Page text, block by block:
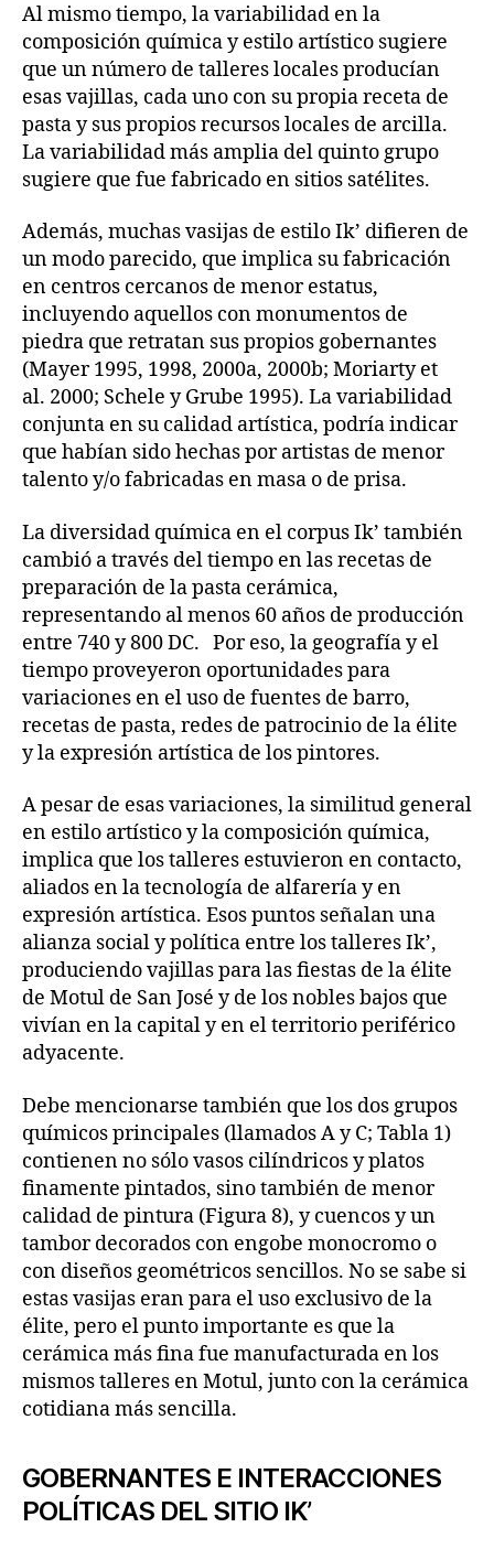
Al mismo tiempo, la variabilidad en la
composición química y estilo artístico sugiere
que un número de talleres locales producían
esas vajillas, cada uno con su propia receta de
pasta y sus propios recursos locales de arcilla.
La variabilidad más amplia del quinto grupo
sugiere que fue fabricado en sitios satélites.
Además, muchas vasijas de estilo Ik’ difieren de
un modo parecido, que implica su fabricación
en centros cercanos de menor estatus,
incluyendo aquellos con monumentos de
piedra que retratan sus propios gobernantes
(Mayer 1995, 1998, 2000a, 2000b; Moriarty et
al. 2000; Schele y Grube 1995). La variabilidad
conjunta en su calidad artística, podría indicar
que habían sido hechas por artistas de menor
talento y/o fabricadas en masa o de prisa.
La diversidad química en el corpus Ik’ también
cambió a través del tiempo en las recetas de
preparación de la pasta cerámica,
representando al menos 60 años de producción
entre 740 y 800 DC. Por eso, la geografía y el
tiempo proveyeron oportunidades para
variaciones en el uso de fuentes de barro,
recetas de pasta, redes de patrocinio de la élite
y la expresión artística de los pintores.
A pesar de esas variaciones, la similitud general
en estilo artístico y la composición química,
implica que los talleres estuvieron en contacto,
aliados en la tecnología de alfarería y en
expresión artística. Esos puntos señalan una
alianza social y política entre los talleres Ik’,
produciendo vajillas para las fiestas de la élite
de Motul de San José y de los nobles bajos que
vivían en la capital y en el territorio periférico
adyacente.
Debe mencionarse también que los dos grupos
químicos principales (llamados A y C; Tabla 1)
contienen no sólo vasos cilíndricos y platos
finamente pintados, sino también de menor
calidad de pintura (Figura 8), y cuencos y un
tambor decorados con engobe monocromo o
con diseños geométricos sencillos. No se sabe si
estas vasijas eran para el uso exclusivo de la
élite, pero el punto importante es que la
cerámica más fina fue manufacturada en los
mismos talleres en Motul, junto con la cerámica
cotidiana más sencilla.
GOBERNANTES E INTERACCIONES
POLÍTICAS DEL SITIO IK’